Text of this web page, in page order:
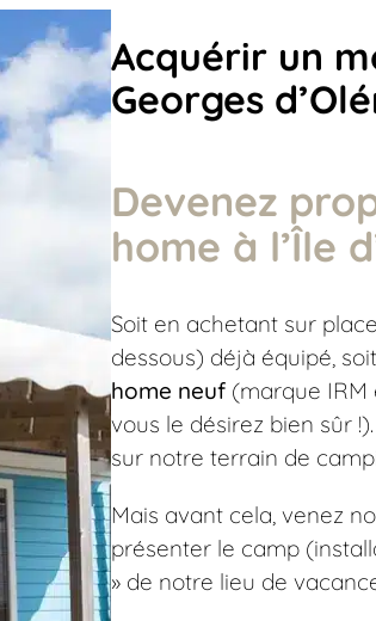
Acquérir un
Georges
Devenez
home à l’Île
Soit en achetant sur
dessous) déjà équipé,
home neuf (marque IRM
vous le désirez bien sûr
sur notre terrain de
Mais avant cela, venez
présenter le camp
» de notre lieu de